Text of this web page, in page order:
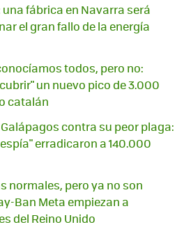
fábrica en Navarra será
el gran fallo de la energía
todos, pero no:
un nuevo pico de 3.000
catalán
contra su peor plaga:
erradicaron a 140.000
normales, pero ya no son
Ban Meta empiezan a
del Reino Unido